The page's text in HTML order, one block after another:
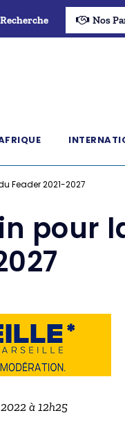
Recherche Nos
Feader 2021-2027
pour
à 12h25